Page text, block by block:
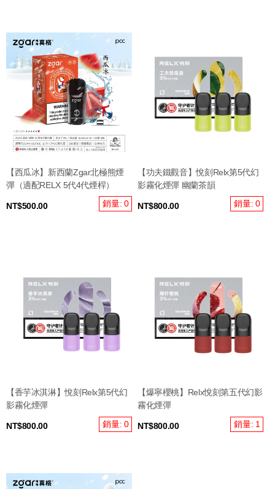
【西瓜冰】新西蘭Zgar北極熊煙
彈（適配RELX 5代4代煙桿）
NT$500.00 銷量: 0
【功夫鐵觀音】悅刻Relx第5代幻
影霧化煙彈 幽蘭茶韻
NT$800.00 銷量: 0
【香芋冰淇淋】悅刻Relx第5代幻
影霧化煙彈
NT$800.00 銷量: 0
【爆寧櫻桃】Relx悅刻第五代幻影
霧化煙彈
NT$800.00 銷量: 1